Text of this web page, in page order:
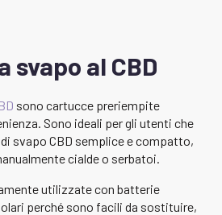
svapo al CBD
sono cartucce preriempite
Sono ideali per gli utenti che
svapo CBD semplice e compatto,
cialde o serbatoi.
utilizzate con batterie
perché sono facili da sostituire,